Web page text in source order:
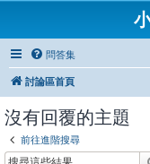
問答集
討論區首頁
沒有回覆的主題
前往進階搜尋